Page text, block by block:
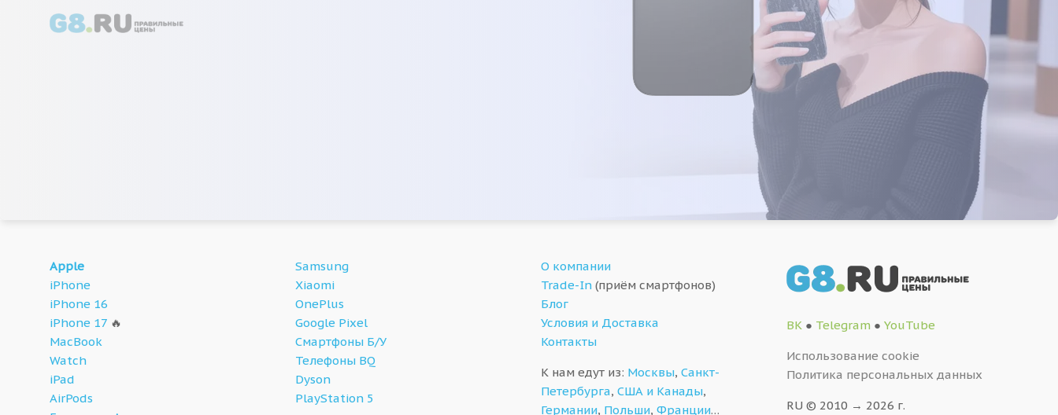
Apple
iPhone
iPhone 16
iPhone 17 🔥
MacBook
Watch
iPad
AirPods
Samsung
Xiaomi
OnePlus
Google Pixel
Смартфоны Б/У
Телефоны BQ
Dyson
PlayStation 5
О компании
Trade-In (приём смартфонов)
Блог
Условия и Доставка
Контакты
К нам едут из: Москвы, Санкт-
Петербурга, США и Канады,
Германии, Польши, Франции…
ВК ● Telegram ● YouTube
Использование cookie
Политика персональных данных
RU © 2010 → 2026 г.